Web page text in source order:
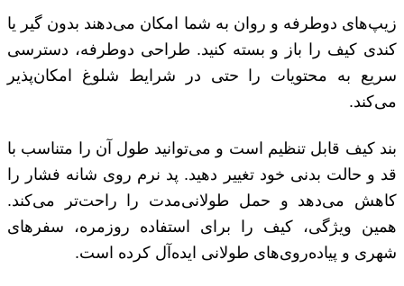
زیپ‌های دوطرفه و روان به شما امکان می‌دهند بدون گیر یا
کندی کیف را باز و بسته کنید. طراحی دوطرفه، دسترسی
سریع به محتویات را حتی در شرایط شلوغ امکان‌پذیر
می‌کند.
بند کیف قابل تنظیم است و می‌توانید طول آن را متناسب با
قد و حالت بدنی خود تغییر دهید. پد نرم روی شانه فشار را
کاهش می‌دهد و حمل طولانی‌مدت را راحت‌تر می‌کند.
همین ویژگی، کیف را برای استفاده روزمره، سفرهای
شهری و پیاده‌روی‌های طولانی ایده‌آل کرده است.